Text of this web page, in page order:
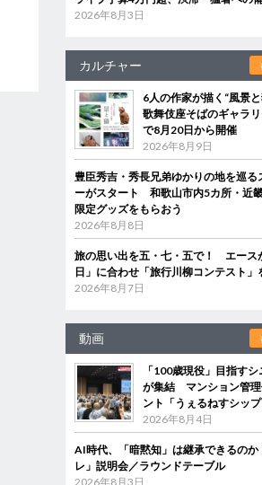
2026年8月3日
カルチャー
6人の作家が描く“風景
歌舞伎座そばのギャラ
で8月20日から開催
2026年8月9日
豊臣秀吉・秀長兄弟ゆかりの地を巡る
ーがスタート 和歌山市内5カ所・近
限定グッズをもらおう
2026年8月8日
旅の思い出を五・七・五で！ エース
日」に合わせ「旅行川柳コンテスト」
2026年8月7日
動画
「100歳現役」目指す
が集結 マンション管理
ント「うぇるねすシップ
2026年8月4日
AI時代、「暗黙知」は継承できるの
レ」説明会／ラウンドテーブル
2026年8月3日